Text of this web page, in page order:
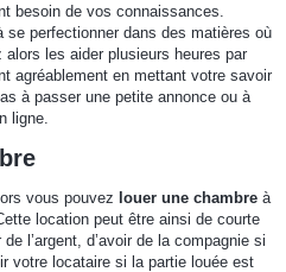
besoin de vos connaissances.
perfectionner dans des matières où
les aider plusieurs heures par
agréablement en mettant votre savoir
à passer une petite annonce ou à
ligne.
vous pouvez louer une chambreà
location peut être ainsi de courte
l’argent, d’avoir de la compagnie si
votre locataire si la partie louée est